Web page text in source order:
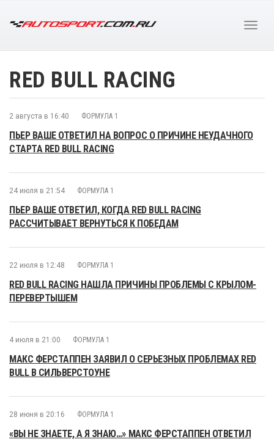
RED BULL RAСING
2 августа в 16:40 ФОРМУЛА 1
ПЬЕР ВАШЕ ОТВЕТИЛ НА ВОПРОС О ПРИЧИНЕ НЕУДАЧНОГО
СТАРТА RED BULL RACING
24 июля в 21:54 ФОРМУЛА 1
ПЬЕР ВАШЕ ОТВЕТИЛ, КОГДА RED BULL RACING
РАССЧИТЫВАЕТ ВЕРНУТЬСЯ К ПОБЕДАМ
22 июля в 12:48 ФОРМУЛА 1
RED BULL RACING НАШЛА ПРИЧИНЫ ПРОБЛЕМЫ С КРЫЛОМ-
ПЕРЕВЕРТЫШЕМ
4 июля в 21:00 ФОРМУЛА 1
МАКС ФЕРСТАППЕН ЗАЯВИЛ О СЕРЬЕЗНЫХ ПРОБЛЕМАХ RED
BULL В СИЛЬВЕРСТОУНЕ
28 июня в 20:16 ФОРМУЛА 1
«ВЫ НЕ ЗНАЕТЕ, А Я ЗНАЮ…» МАКС ФЕРСТАППЕН ОТВЕТИЛ